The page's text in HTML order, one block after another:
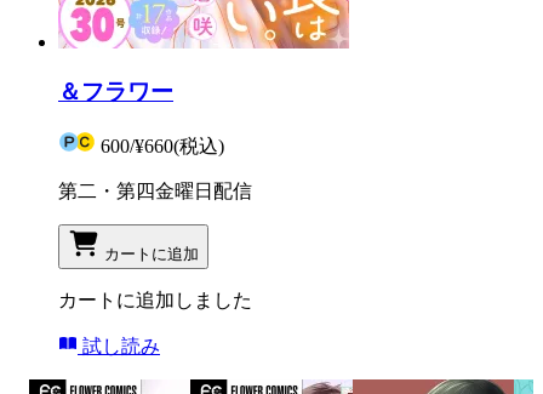
＆フラワー
600/¥660(税込)
第二・第四金曜日配信
カートに追加
カートに追加しました
試し読み